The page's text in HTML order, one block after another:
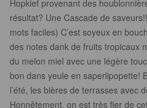
Hopkief provenant des
résultat? Une Cascade de
mots faciles) C’est soyeux en
des notes dank de fruits tropicaux
du melon miel avec une légère
bon dans yeule en saperlipopette!
l’été, les bières de terrasses avec
Honnêtement, on est très fier de